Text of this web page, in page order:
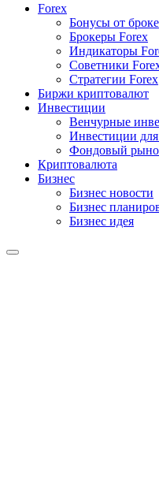
Forex
Бонусы от
Брокеры Forex
Индикаторы
Советники
Стратегии Forex
Биржи криптовалют
Инвестиции
Венчурные
Инвестиции
Фондовый
Криптовалюта
Бизнес
Бизнес новости
Бизнес
Бизнес идея